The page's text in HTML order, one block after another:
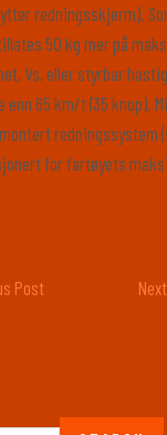
redningsskjerm).
50 kg mer på
Vs, eller styrbar
enn 65 km/t (35 knop).
redningssystem
for fartøyets
Post